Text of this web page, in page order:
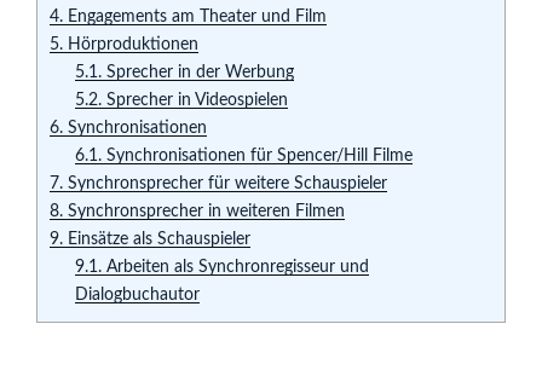
4. Engagements am Theater und Film
5. Hörproduktionen
5.1. Sprecher in der Werbung
5.2. Sprecher in Videospielen
6. Synchronisationen
6.1. Synchronisationen für Spencer/Hill Filme
7. Synchronsprecher für weitere Schauspieler
8. Synchronsprecher in weiteren Filmen
9. Einsätze als Schauspieler
9.1. Arbeiten als Synchronregisseur und
Dialogbuchautor